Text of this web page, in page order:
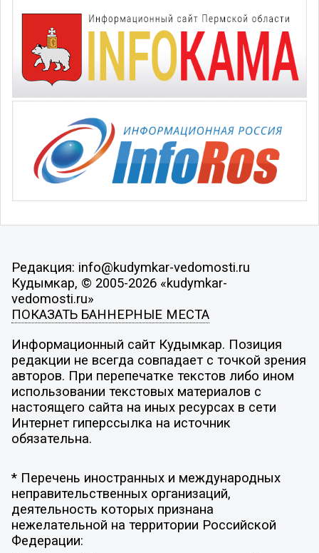
Редакция: info@kudymkar-vedomosti.ru
Кудымкар, © 2005-2026 «kudymkar-
vedomosti.ru»
ПОКАЗАТЬ БАННЕРНЫЕ МЕСТА
Информационный сайт Кудымкар. Позиция
редакции не всегда совпадает с точкой зрения
авторов. При перепечатке текстов либо ином
использовании текстовых материалов с
настоящего сайта на иных ресурсах в сети
Интернет гиперссылка на источник
обязательна.
* Перечень иностранных и международных
неправительственных организаций,
деятельность которых признана
нежелательной на территории Российской
Федерации: